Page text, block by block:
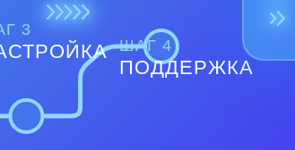
3
ШАГ 4
ПОДДЕРЖКА